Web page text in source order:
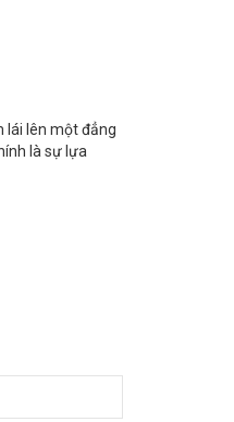
lái lên một đẳng
là sự lựa